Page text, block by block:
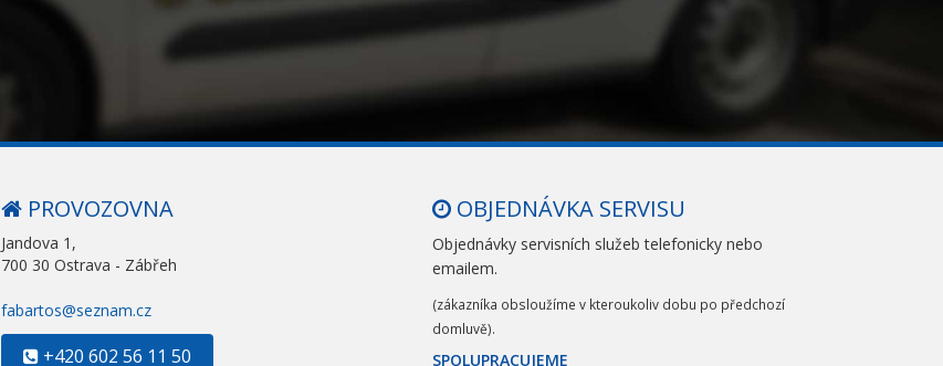
PROVOZOVNA
Jandova 1,
700 30 Ostrava - Zábřeh
fabartos@seznam.cz
+420 602 56 11 50
OBJEDNÁVKA SERVISU
Objednávky servisních služeb telefonicky nebo
emailem.
(zákazníka obsloužíme v kteroukoliv dobu po předchozí
domluvě).
SPOLUPRACUJEME